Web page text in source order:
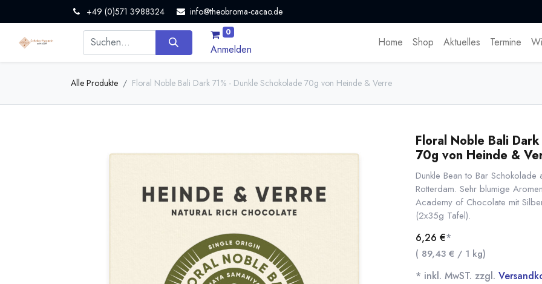
+49 (0)571 3988324 info@theobroma-cacao.de
0
Anmelden
Home Shop Aktuelles Termine
Alle Produkte Floral Noble Bali Dark 71% - Dunkle Schokolade 70g von Heinde & Verre
Floral Noble Bali
70g von Heinde &
Dunkle Bean to Bar
Rotterdam. Sehr blumige
Academy of Chocolate mit
(2x35g Tafel).
6,26 €*
( 89,43 € / 1 kg)
* inkl. MwST. zzgl.